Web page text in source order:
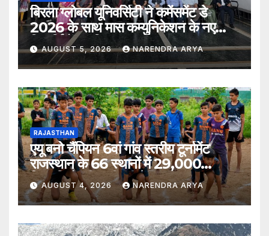
बिरला ग्लोबल यूनिवर्सिटी ने कमेंसमेंट डे
2026 के साथ मास कम्युनिकेशन के नए
विद्यार्थियों का किया स्वागत
AUGUST 5, 2026 NARENDRA ARYA
RAJASTHAN
एयू बनो चैंपियन 6वां गांव स्तरीय टूर्नामेंट
राजस्थान के 66 स्थानों में 29,000
खिलाड़ियों की भागीदारी के साथ संपन्न हुआ
AUGUST 4, 2026 NARENDRA ARYA